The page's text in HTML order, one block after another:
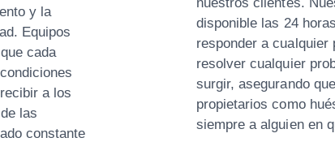
y la
Equipos
cada
a los
las
constante
disponible las 24
responder a cualquier
resolver cualquier
surgir, asegurando
propietarios como
siempre a alguien en